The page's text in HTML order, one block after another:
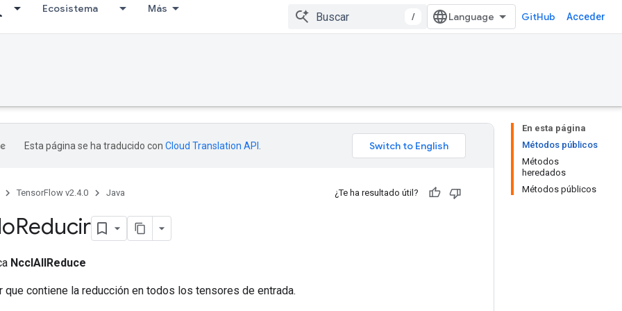
Ecosistema Más
/ GitHub Acceder
En esta página
Métodos públicos
Métodos
heredados
Métodos públicos
Esta página se ha traducido con Cloud Translation API
TensorFlow v2.4.0 Java ¿Te ha resultado útil?
Reducir
NcclAllReduce
que contiene la reducción en todos los tensores de entrada.